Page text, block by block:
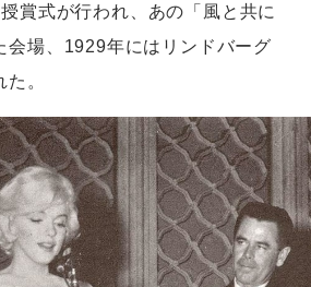
賞式が行われ、あの「風と共に
会場、1929年にはリンドバーグ
。